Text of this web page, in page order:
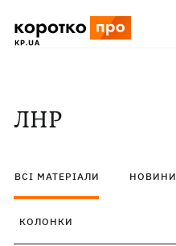
ЛНР
ВСІ МАТЕРІАЛИ НОВИНИ
КОЛОНКИ